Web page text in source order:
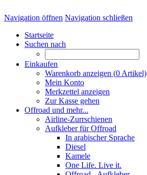
Navigation öffnen Navigation schließen
Startseite
Suchen nach
Einkaufen
Warenkorb anzeigen (0 Artikel)
Mein Konto
Merkzettel anzeigen
Zur Kasse gehen
Offroad und mehr...
Airline-Zurrschienen
Aufkleber für Offroad
In arabischer Sprache
Diesel
Kamele
One Life. Live it.